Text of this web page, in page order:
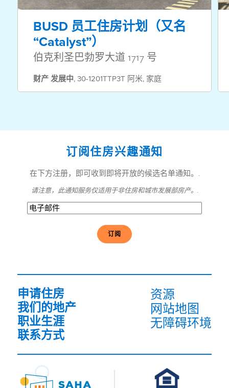
BUSD 员工住房计划（又名
“Catalyst”）
伯克利圣巴勃罗大道 1717 号
财产发展中,30-1201TTP3T 阿米, 家庭
订阅住房兴趣通知
在下方注册，即可收到即将开放的候选名单通知。.
请注意，此通知服务仅适用于非住房和城市发展部房产。.
电
子
申请住房
我们的地产
职业生涯
联系方式
资源
网站地图
无障碍环境